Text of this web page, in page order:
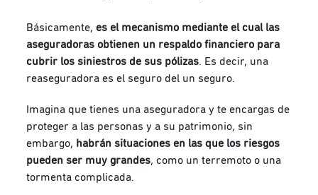
Básicamente,es el mecanismo mediante el cual las
aseguradoras obtienen un respaldo financiero para
cubrir los siniestros de sus pólizas. Es decir, una
reaseguradora es el seguro del un seguro.
Imagina que tienes una aseguradora y te encargas de
proteger a las personas y a su patrimonio, sin
embargo, habrán situaciones en las que los riesgos
pueden ser muy grandes, como un terremoto o una
tormenta complicada.